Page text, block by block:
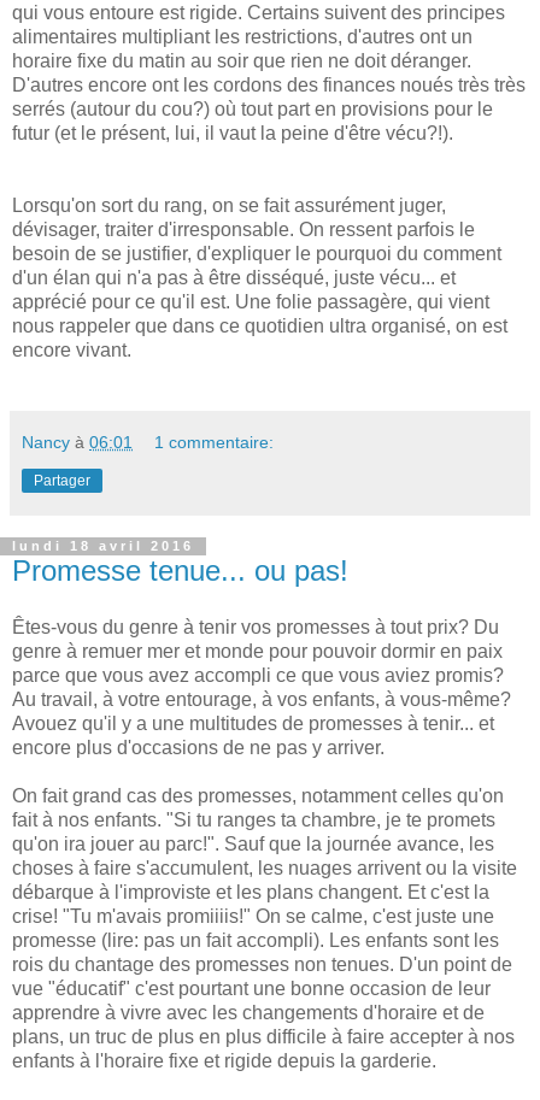
qui vous entoure est rigide. Certains suivent des principes
alimentaires multipliant les restrictions, d'autres ont un
horaire fixe du matin au soir que rien ne doit déranger.
D'autres encore ont les cordons des finances noués très très
serrés (autour du cou?) où tout part en provisions pour le
futur (et le présent, lui, il vaut la peine d'être vécu?!).
Lorsqu'on sort du rang, on se fait assurément juger,
dévisager, traiter d'irresponsable. On ressent parfois le
besoin de se justifier, d'expliquer le pourquoi du comment
d'un élan qui n'a pas à être disséqué, juste vécu... et
apprécié pour ce qu'il est. Une folie passagère, qui vient
nous rappeler que dans ce quotidien ultra organisé, on est
encore vivant.
Nancy à 06:01 1 commentaire:
Partager
lundi 18 avril 2016
Promesse tenue... ou pas!
Êtes-vous du genre à tenir vos promesses à tout prix? Du
genre à remuer mer et monde pour pouvoir dormir en paix
parce que vous avez accompli ce que vous aviez promis?
Au travail, à votre entourage, à vos enfants, à vous-même?
Avouez qu'il y a une multitudes de promesses à tenir... et
encore plus d'occasions de ne pas y arriver.
On fait grand cas des promesses, notamment celles qu'on
fait à nos enfants. "Si tu ranges ta chambre, je te promets
qu'on ira jouer au parc!". Sauf que la journée avance, les
choses à faire s'accumulent, les nuages arrivent ou la visite
débarque à l'improviste et les plans changent. Et c'est la
crise! "Tu m'avais promiiiis!" On se calme, c'est juste une
promesse (lire: pas un fait accompli). Les enfants sont les
rois du chantage des promesses non tenues. D'un point de
vue "éducatif" c'est pourtant une bonne occasion de leur
apprendre à vivre avec les changements d'horaire et de
plans, un truc de plus en plus difficile à faire accepter à nos
enfants à l'horaire fixe et rigide depuis la garderie.